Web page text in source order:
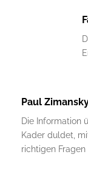
Paul
Die Information
Kader duldet,
richtigen